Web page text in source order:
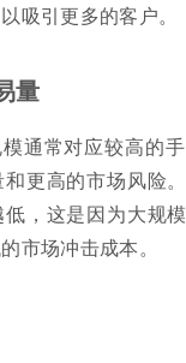
吸引更多的客户。
量
通常对应较高的
更高的市场风险
，这是因为大规
市场冲击成本。